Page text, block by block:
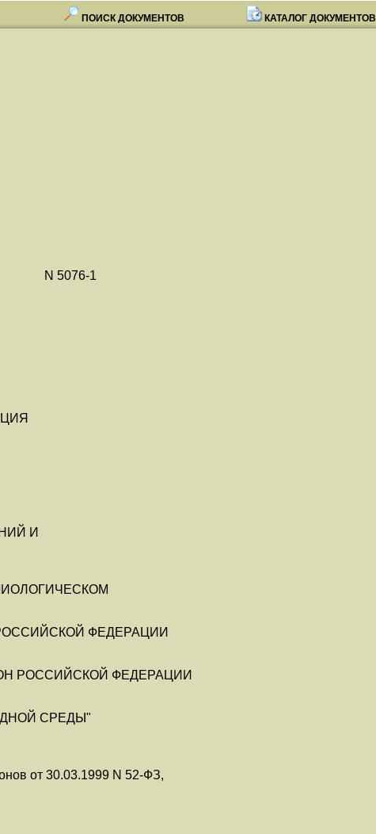
ПОИСК ДОКУМЕНТОВ КАТАЛОГ ДОКУМЕНТОВ
5076-1
И
ФЕДЕРАЦИИ
РОССИЙСКОЙ ФЕДЕРАЦИИ
СРЕДЫ"
от 30.03.1999 N 52-ФЗ,